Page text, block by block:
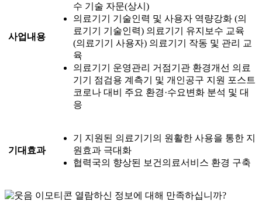
사업내용
수 기술 자문(상시)
의료기기 기술인력 및 사용자 역량강화 (의
료기기 기술인력) 의료기기 유지보수 교육
(의료기기 사용자) 의료기기 작동 및 관리 교
육
의료기기 운영관리 거점기관 환경개선 의료
기기 점검용 계측기 및 개인공구 지원 포스트
코로나 대비 주요 환경·수요변화 분석 및 대
응
기대효과
기 지원된 의료기기의 원활한 사용을 통한 지
원효과 극대화
협력국의 향상된 보건의료서비스 환경 구축
열람하신 정보에 대해 만족하십니까?